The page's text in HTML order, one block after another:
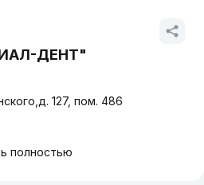
ДЕНТ"
127, пом. 486
полностью